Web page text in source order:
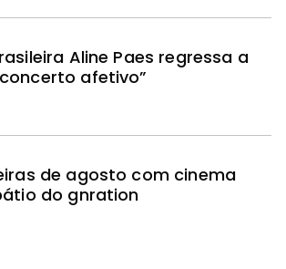
Aline Paes regressa a
afetivo”
de agosto com cinema
do gnration